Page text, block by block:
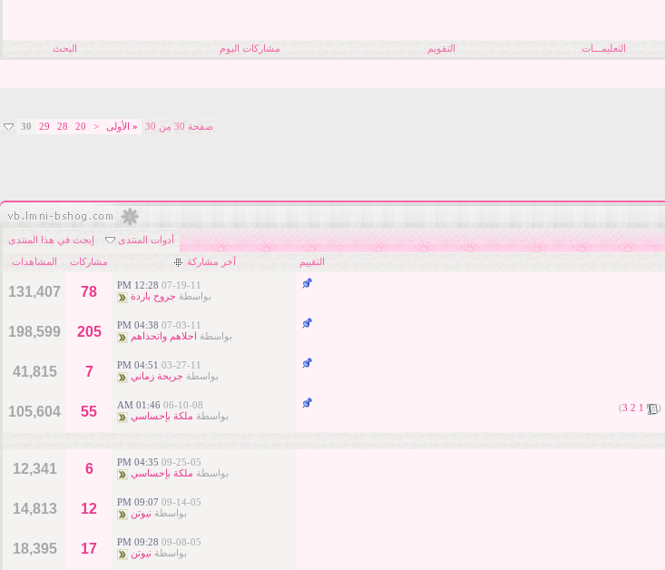
التعليمـــات التقويم مشاركات اليوم البحث
صفحة 30 من 30 « الأولى <
20
28
29
30
أدوات المنتدى إبحث في هذا المنتدى
التقييم آخر مشاركة مشاركات المشاهدات
07-19-11
12:28 PM
بواسطة جروح باردة 78
131,407
07-03-11
04:38 PM
بواسطة
احلاهم واتحداهم 205
198,599
03-27-11
04:51 PM
بواسطة جريحة زماني 7
41,815
(
1
2
3
)
06-10-08
01:46 AM
بواسطة ملكة بإحساسي 55
105,604
09-25-05
04:35 PM
بواسطة ملكة بإحساسي 6
12,341
09-14-05
09:07 PM
بواسطة نيوتن 12
14,813
09-08-05
09:28 PM
بواسطة نيوتن 17
18,395